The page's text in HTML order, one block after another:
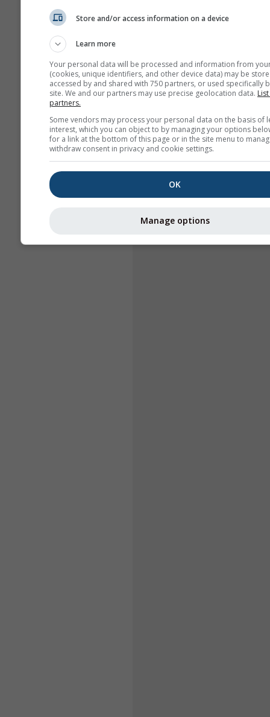
Store and/or access information on a device
Learn more
Your personal data will be processed and information from
(cookies, unique identifiers, and other device data) may be
accessed by and shared with 750 partners, or used specifically
site. We and our partners may use precise geolocation data.
partners.
Some vendors may process your personal data on the basis of
interest, which you can object to by managing your options
for a link at the bottom of this page or in the site menu to
withdraw consent in privacy and cookie settings.
OK
Manage options